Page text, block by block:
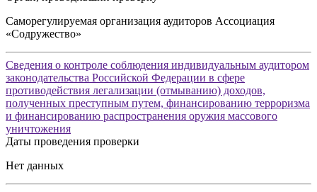
Саморегулируемая организация аудиторов Ассоциация
«Содружество»
Сведения о контроле соблюдения индивидуальным аудитором
законодательства Российской Федерации в сфере
противодействия легализации (отмыванию) доходов,
полученных преступным путем, финансированию терроризма
и финансированию распространения оружия массового
уничтожения
Даты проведения проверки
Нет данных